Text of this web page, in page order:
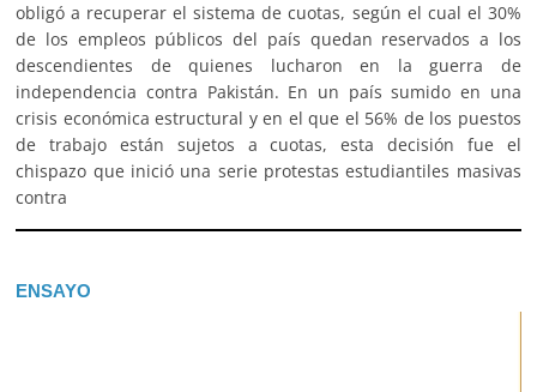
obligó a recuperar el sistema de cuotas, según el cual el 30%
de los empleos públicos del país quedan reservados a los
descendientes de quienes lucharon en la guerra de
independencia contra Pakistán. En un país sumido en una
crisis económica estructural y en el que el 56% de los puestos
de trabajo están sujetos a cuotas, esta decisión fue el
chispazo que inició una serie protestas estudiantiles masivas
contra
ENSAYO